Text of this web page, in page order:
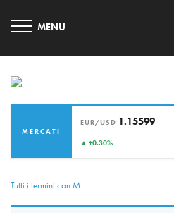
MERCATI
EUR/USD 1.15599
▲ +0.30%
Tutti i termini con M